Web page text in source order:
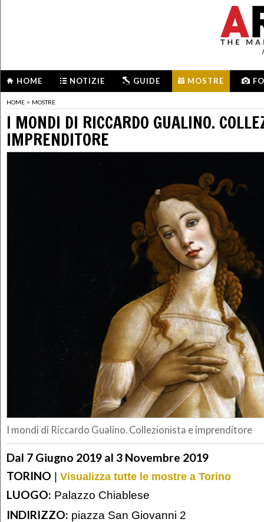
HOME NOTIZIE GUIDE MOSTRE
HOME > MOSTRE
I MONDI DI RICCARDO GUALINO.
IMPRENDITORE
I mondi di Riccardo Gualino. Collezionista e imprenditore
Dal 7 Giugno 2019 al 3 Novembre 2019
TORINO | Visualizza tutte le mostre a Torino
LUOGO: Palazzo Chiablese
INDIRIZZO: piazza San Giovanni 2